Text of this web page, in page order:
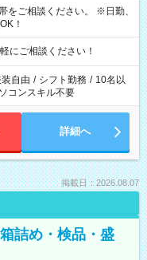
！
ご相談ください！
装自由 / シフト勤務 / 10名以
コンスキル不要
詳細へ
掲載日：2026.08.07
詰め・検品・盛